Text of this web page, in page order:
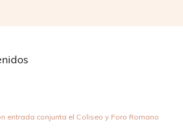
entrada conjunta el Coliseo y Foro Romano